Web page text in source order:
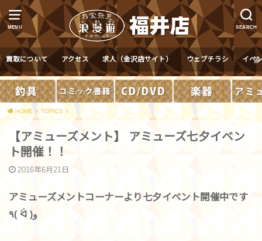
MENU SEARCH
買取について アクセス 求人（金沢店サイト） ウェブチラシ イベ
HOME TOPICS
【アミューズメント】 アミューズ七夕イベン
ト開催！！
2016年6月21日
アミューズメントコーナーより七夕イベント開催中です
٩( ᐛ )و